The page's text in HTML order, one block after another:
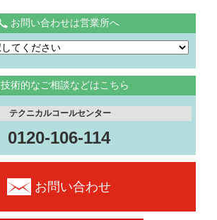
お問い合わせは営業所へ
技術的なご相談などはこちら
テクニカルコールセンター
0120-106-114
お問い合わせ